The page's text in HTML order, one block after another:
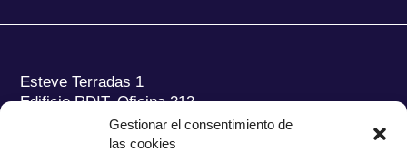
Gestionar el consentimiento de
las cookies
Esteve Terradas 1
Edificio RDIT, Oficina 212
Parc Mediterrani de la Tecnologia (PMT) Campus